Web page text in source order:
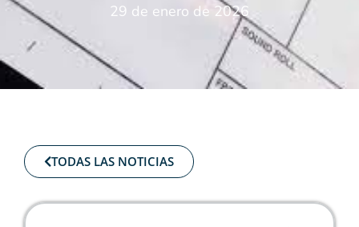
29 de enero de 2026
TODAS LAS NOTICIAS